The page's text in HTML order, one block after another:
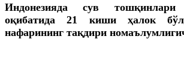
Индонезияда сув
оқибатида 21 киши ҳалок
нафарининг тақдири